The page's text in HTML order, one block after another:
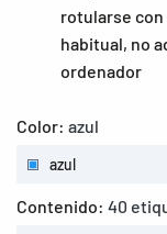
rotularse
habitual, no
ordenador
Color: azul
azul
Contenido: 40